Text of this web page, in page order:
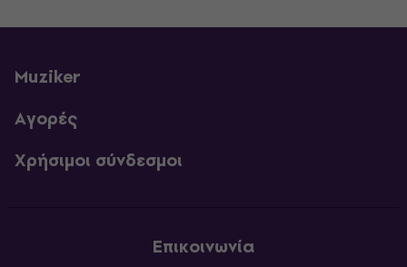
Muziker
Αγορές
Χρήσιμοι σύνδεσμοι
Επικοινωνία